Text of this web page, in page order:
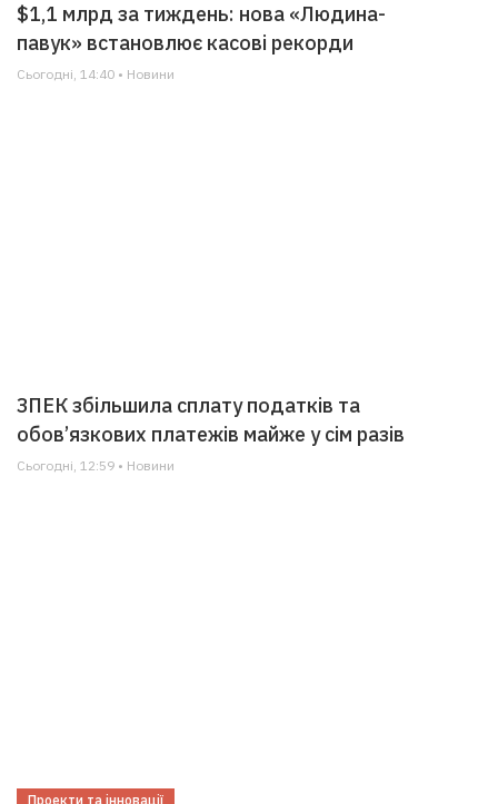
$1,1 млрд за тиждень: нова «Людина-
павук» встановлює касові рекорди
Сьогодні, 14:40 • Новини
ЗПЕК збільшила сплату податків та
обов’язкових платежів майже у сім разів
Сьогодні, 12:59 • Новини
Проекти та інновації